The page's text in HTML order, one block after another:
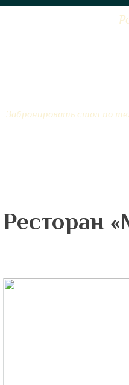
Забронировать стол по
Ресторан